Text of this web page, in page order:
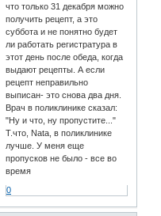
что только 31 декабря можно
получить рецепт, а это
суббота и не понятно будет
ли работать регистратура в
этот день после обеда, когда
выдают рецепты. А если
рецепт неправильно
выписан- это снова два дня.
Врач в поликлинике сказал:
"Ну и что, ну пропустите..."
Т.что, Nata, в поликлинике
лучше. У меня еще
пропусков не было - все во
время
0